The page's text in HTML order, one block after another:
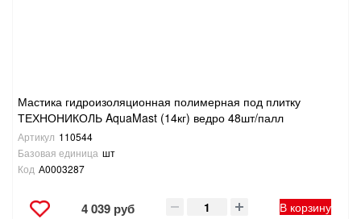
Мастика гидроизоляционная полимерная под плитку
ТЕХНОНИКОЛЬ AquaMast (14кг) ведро 48шт/палл
Артикул 110544
Базовая единица шт
Код А0003287
4 039 руб В корзину